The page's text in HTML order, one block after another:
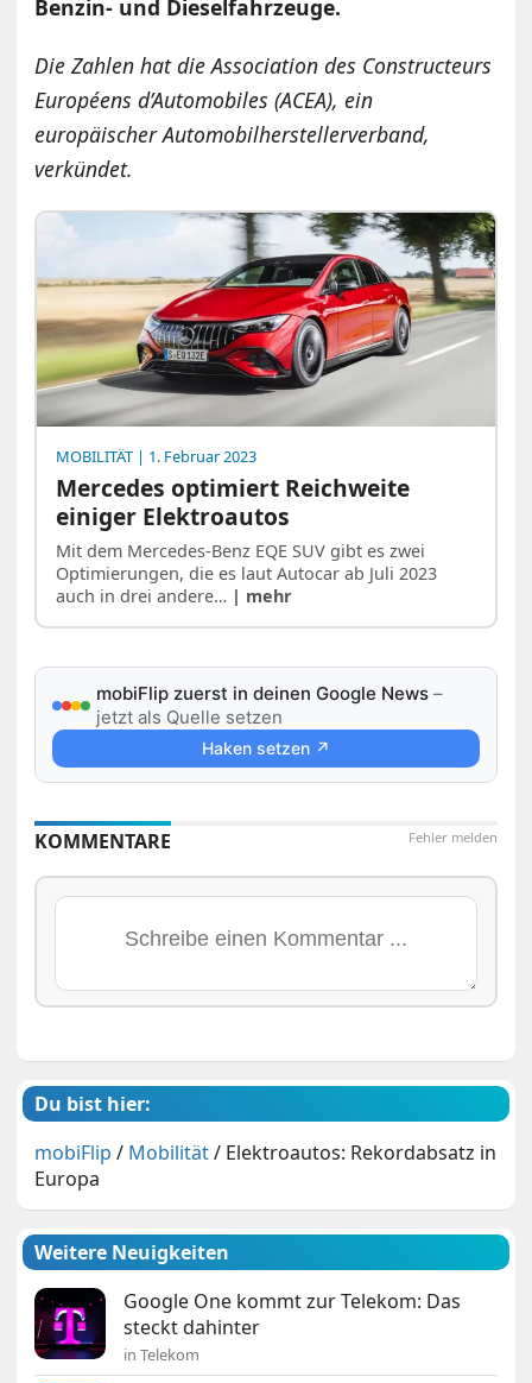
Benzin- und Dieselfahrzeuge.
Die Zahlen hat die Association des Constructeurs
Européens d’Automobiles (ACEA), ein
europäischer Automobilherstellerverband,
verkündet.
MOBILITÄT | 1. Februar 2023
Mercedes optimiert Reichweite
einiger Elektroautos
Mit dem Mercedes-Benz EQE SUV gibt es zwei
Optimierungen, die es laut Autocar ab Juli 2023
auch in drei andere… | mehr
mobiFlip zuerst in deinen Google News –
jetzt als Quelle setzen
Haken setzen ↗
Fehler melden
KOMMENTARE
Du bist hier:
mobiFlip / Mobilität/ Elektroautos: Rekordabsatz in
Europa
Weitere Neuigkeiten
Google One kommt zur Telekom: Das
steckt dahinter
in Telekom